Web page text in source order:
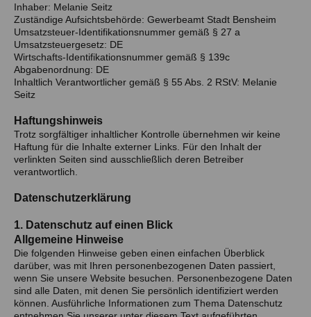
Inhaber: Melanie Seitz
Zuständige Aufsichtsbehörde: Gewerbeamt Stadt Bensheim
Umsatzsteuer-Identifikationsnummer gemäß § 27 a
Umsatzsteuergesetz: DE
Wirtschafts-Identifikationsnummer gemäß § 139c
Abgabenordnung: DE
Inhaltlich Verantwortlicher gemäß § 55 Abs. 2 RStV: Melanie
Seitz
Haftungshinweis
Trotz sorgfältiger inhaltlicher Kontrolle übernehmen wir keine
Haftung für die Inhalte externer Links. Für den Inhalt der
verlinkten Seiten sind ausschließlich deren Betreiber
verantwortlich.
Datenschutzerklärung
1. Datenschutz auf einen Blick
Allgemeine Hinweise
Die folgenden Hinweise geben einen einfachen Überblick
darüber, was mit Ihren personenbezogenen Daten passiert,
wenn Sie unsere Website besuchen. Personenbezogene Daten
sind alle Daten, mit denen Sie persönlich identifiziert werden
können. Ausführliche Informationen zum Thema Datenschutz